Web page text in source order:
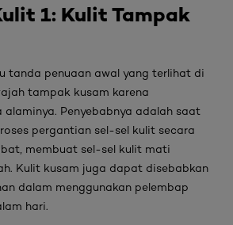
1: Kulit Tampak
tanda penuaan awal yang terlihat di
tampak kusam karena
alaminya. Penyebabnya adalah saat
pergantian sel-sel kulit secara
membuat sel-sel kulit mati
Kulit kusam juga dapat disebabkan
dalam menggunakan pelembap
hari.